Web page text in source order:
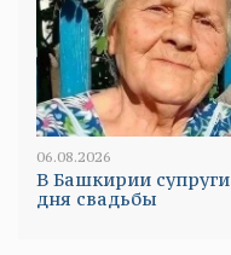
06.08.2026
В Башкирии
дня свадьбы